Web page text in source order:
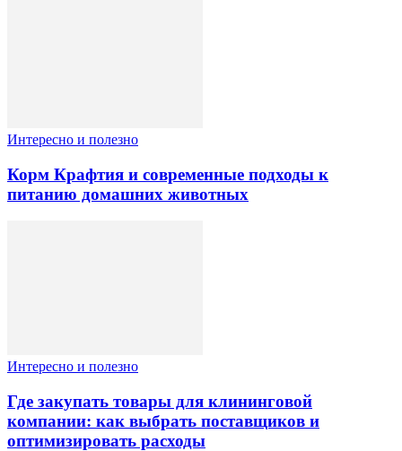
Интересно и полезно
Корм Крафтия и современные подходы к
питанию домашних животных
Интересно и полезно
Где закупать товары для клининговой
компании: как выбрать поставщиков и
оптимизировать расходы